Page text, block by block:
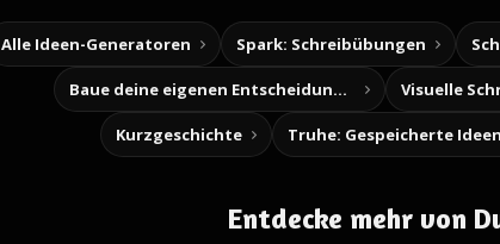
Alle Ideen-Generatoren Spark: Schreibübungen
Baue deine eigenen Entscheidungsabenteuer Visuelle
Kurzgeschichte Truhe: Gespeicherte Ideen
Entdecke mehr von